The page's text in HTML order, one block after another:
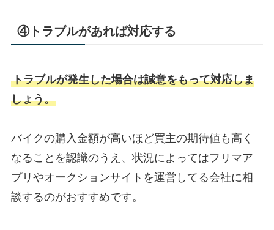
④トラブルがあれば対応する
トラブルが発生した場合は誠意をもって対応しま
しょう。
バイクの購入金額が高いほど買主の期待値も高く
なることを認識のうえ、状況によってはフリマア
プリやオークションサイトを運営してる会社に相
談するのがおすすめです。